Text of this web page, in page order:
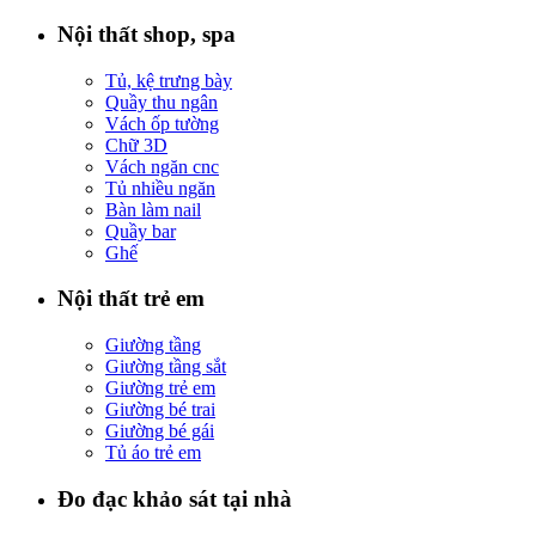
Nội thất shop, spa
Tủ, kệ trưng bày
Quầy thu ngân
Vách ốp tường
Chữ 3D
Vách ngăn cnc
Tủ nhiều ngăn
Bàn làm nail
Quầy bar
Ghế
Nội thất trẻ em
Giường tầng
Giường tầng sắt
Giường trẻ em
Giường bé trai
Giường bé gái
Tủ áo trẻ em
Đo đạc khảo sát tại nhà